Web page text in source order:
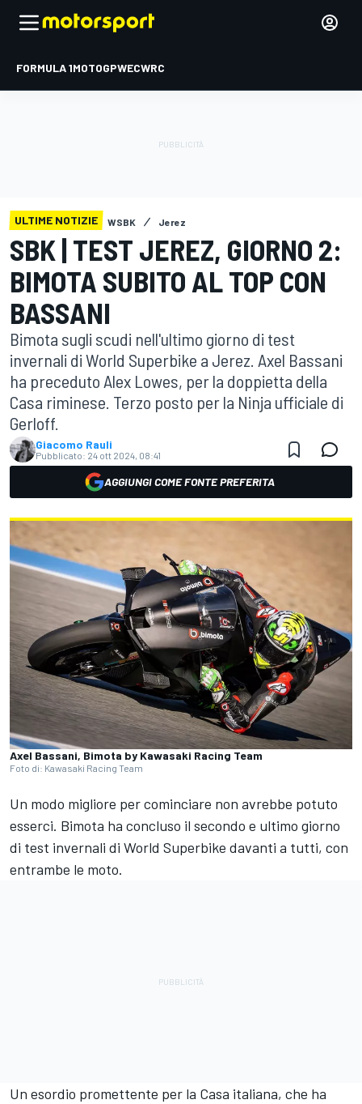
FORMULA 1MOTOGPWECWRC
ULTIME NOTIZIE WSBK Jerez
SBK | TEST JEREZ, GIORNO 2:
BIMOTA SUBITO AL TOP CON
BASSANI
Bimota sugli scudi nell'ultimo giorno di test
invernali di World Superbike a Jerez. Axel Bassani
ha preceduto Alex Lowes, per la doppietta della
Casa riminese. Terzo posto per la Ninja ufficiale di
Gerloff.
Giacomo Rauli
Pubblicato: 24 ott 2024, 08:41
AGGIUNGI COME FONTE PREFERITA
Axel Bassani, Bimota by Kawasaki Racing Team
Foto di: Kawasaki Racing Team
Un modo migliore per cominciare non avrebbe potuto
esserci. Bimota ha concluso il secondo e ultimo giorno
di test invernali di World Superbike davanti a tutti, con
entrambe le moto.
Un esordio promettente per la Casa italiana, che ha